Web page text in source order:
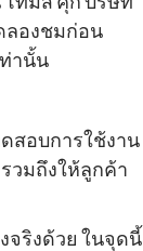
ลองชมก่อน
านั้น
สอบการใช้งาน
วมถึงให้ลูกค้า
จริงด้วย ในจุดนี้